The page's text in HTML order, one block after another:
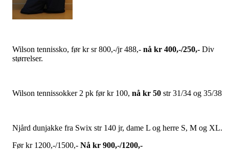
Wilson tennissko, før kr sr 800,-/jr 488,- nå kr 400,-/250,- Div
størrelser.
Wilson tennissokker 2 pk før kr 100, nå kr 50 str 31/34 og 35/38
Njård dunjakke fra Swix str 140 jr, dame L og herre S, M og XL.
Før kr 1200,-/1500,- Nå kr 900,-/1200,-